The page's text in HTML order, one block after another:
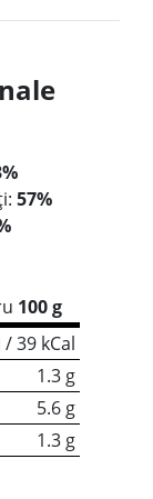
57%
100 g
/ 39 kCal
1.3 g
5.6 g
1.3 g